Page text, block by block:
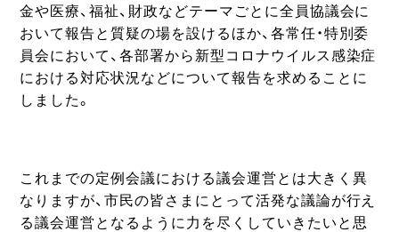
金や医療、福祉、財政などテーマごとに全員協議会に
おいて報告と質疑の場を設けるほか、各常任・特別委
員会において、各部署から新型コロナウイルス感染症
における対応状況などについて報告を求めることに
しました。
これまでの定例会議における議会運営とは大きく異
なりますが、市民の皆さまにとって活発な議論が行え
る議会運営となるように力を尽くしていきたいと思